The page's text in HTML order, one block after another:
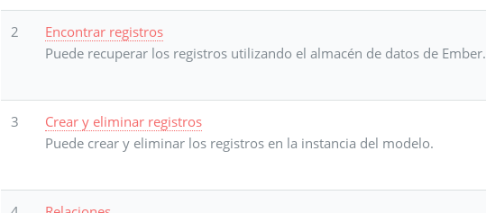
2
Encontrar registros
Puede recuperar los registros utilizando el almacén de datos de Ember.
3
Crear y eliminar registros
Puede crear y eliminar los registros en la instancia del modelo.